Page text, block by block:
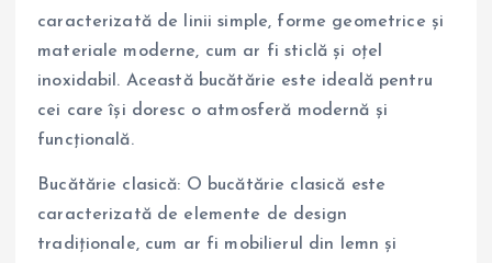
caracterizată de linii simple, forme geometrice și
materiale moderne, cum ar fi sticlă și oțel
inoxidabil. Această bucătărie este ideală pentru
cei care își doresc o atmosferă modernă și
funcțională.
Bucătărie clasică: O bucătărie clasică este
caracterizată de elemente de design
tradiționale, cum ar fi mobilierul din lemn și